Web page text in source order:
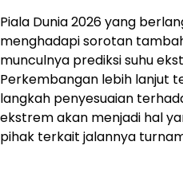
Piala Dunia 2026 yang
menghadapi sorotan
munculnya prediksi suhu
Perkembangan lebih lanjut
langkah penyesuaian
ekstrem akan menjadi hal
pihak terkait jalannya